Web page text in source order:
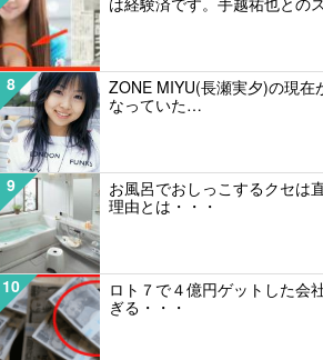
8
ZONE MIYU(長瀬実夕)の現在
なっていた…
9
お風呂でおしっこするクセは
理由とは・・・
10
ロト７で４億円ゲットした会
ぎる・・・